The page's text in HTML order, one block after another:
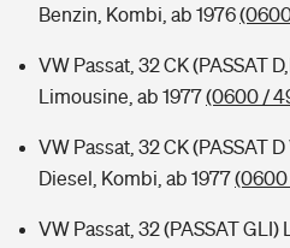
Benzin, Kombi, ab 1976
VW Passat, 32 CK (PASSAT
Limousine, ab 1977(0600 /
VW Passat, 32 CK (PASSAT
Diesel, Kombi, ab 1977(0600
VW Passat, 32 (PASSAT GLI)